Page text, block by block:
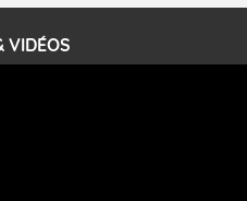
de 50 km/h et atteindre 80 à 100 km/h
davantage. Il parcourt la basse vallée
et envahit le littoral
de la Camargue.
VIDÉOS